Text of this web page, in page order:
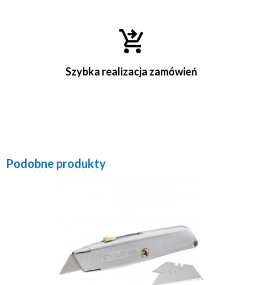
Szybka realizacja zamówień
Podobne produkty